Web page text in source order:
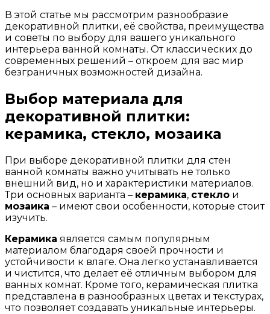
В этой статье мы рассмотрим разнообразие
декоративной плитки, её свойства, преимущества
и советы по выбору для вашего уникального
интерьера ванной комнаты. От классических до
современных решений – откроем для вас мир
безграничных возможностей дизайна.
Выбор материала для
декоративной плитки:
керамика, стекло, мозаика
При выборе декоративной плитки для стен
ванной комнаты важно учитывать не только
внешний вид, но и характеристики материалов.
Три основных варианта – керамика, стекло и
мозаика – имеют свои особенности, которые стоит
изучить.
Керамика является самым популярным
материалом благодаря своей прочности и
устойчивости к влаге. Она легко устанавливается
и чистится, что делает её отличным выбором для
ванных комнат. Кроме того, керамическая плитка
представлена в разнообразных цветах и текстурах,
что позволяет создавать уникальные интерьеры.